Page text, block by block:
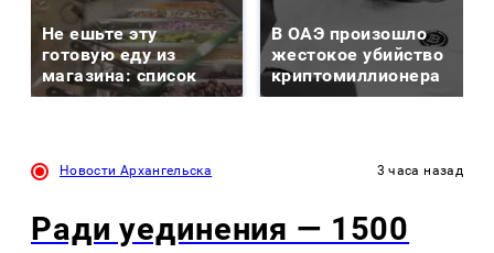
Не ешьте эту
готовую еду из
магазина: список
В ОАЭ произошло
жестокое убийство
криптомиллионера
Новости Архангельска 3 часа назад
Ради уединения — 1500